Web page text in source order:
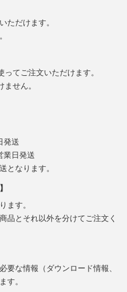
ただけます。
てご注文いただけます。
せん。
発送
業日発送
となります。
ます。
品とそれ以外を分けてご注文く
要な情報（ダウンロード情報、
す。